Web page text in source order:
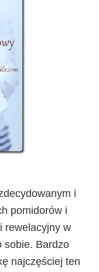
i
pomidorów i
rewelacyjny w
sobie. Bardzo
najczęściej ten